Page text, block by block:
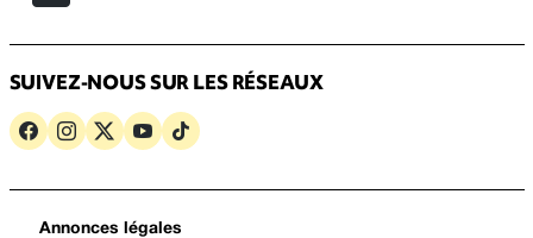
SUIVEZ-NOUS SUR LES RÉSEAUX
Annonces légales